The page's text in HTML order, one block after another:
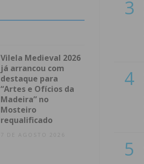
Vilela Medieval 2026
já arrancou com
destaque para
“Artes e Ofícios da
Madeira” no
Mosteiro
requalificado
7 DE AGOSTO 2026
3
4
5